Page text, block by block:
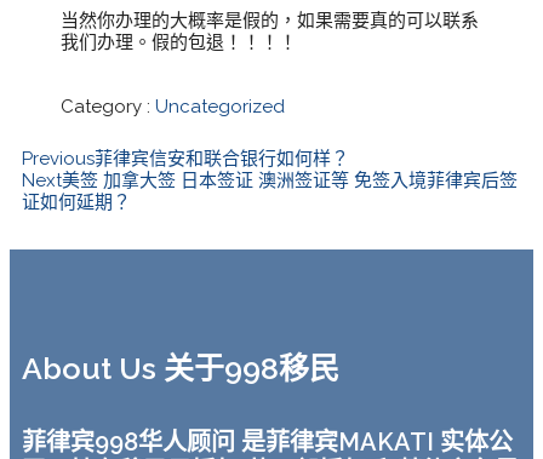
当然你办理的大概率是假的，如果需要真的可以联系
我们办理。假的包退！！！！
Category : Uncategorized
Previous菲律宾信安和联合银行如何样？
Next美签 加拿大签 日本签证 澳洲签证等 免签入境菲律宾后签
证如何延期？
About Us 关于998移民
菲律宾998华人顾问 是菲律宾MAKATI 实体公